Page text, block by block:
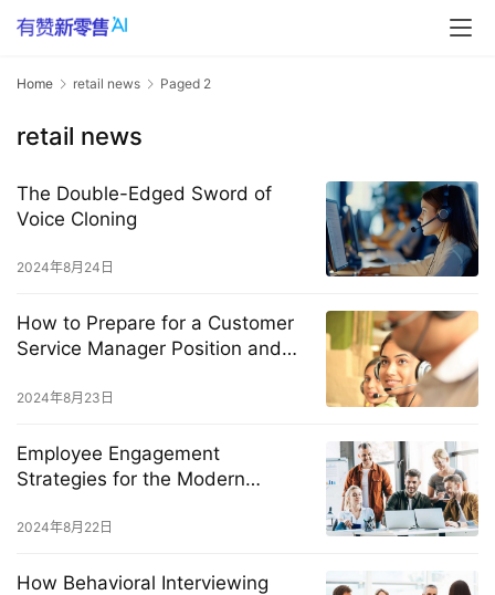
Home retail news Paged 2
retail news
The Double-Edged Sword of
Voice Cloning
2024年8月24日
How to Prepare for a Customer
Service Manager Position and
2024年8月23日
Employee Engagement
Strategies for the Modern
2024年8月22日
How Behavioral Interviewing